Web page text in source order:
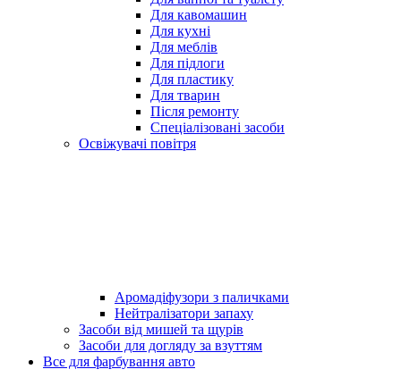
Для кавомашин
Для кухні
Для меблів
Для підлоги
Для пластику
Для тварин
Після ремонту
Спеціалізовані засоби
Освіжувачі повітря
Аромадіфузори з паличками
Нейтралізатори запаху
Засоби від мишей та щурів
Засоби для догляду за взуттям
Все для фарбування авто